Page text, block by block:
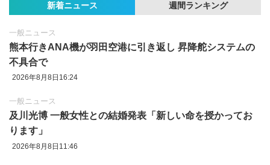
新着ニュース 週間ランキング
一般ニュース
熊本行きANA機が羽田空港に引き返し 昇降舵システムの
不具合で
2026年8月8日16:24
一般ニュース
及川光博 一般女性との結婚発表「新しい命を授かってお
ります」
2026年8月8日11:46